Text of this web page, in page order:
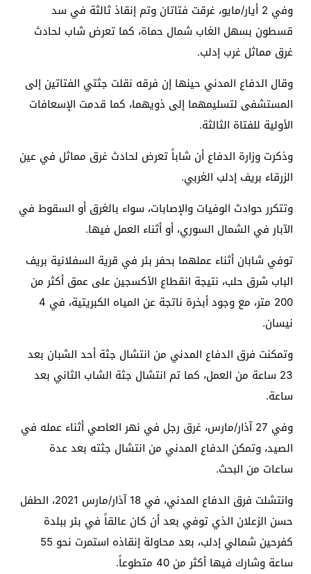
وفي 2 أيار/مايو، غرقت فتاتان وتم إنقاذ ثالثة في سد
قسطون بسهل الغاب شمال حماة، كما تعرض شاب لحادث
غرق مماثل غرب إدلب.
وقال الدفاع المدني حينها إن فرقه نقلت جثتي الفتاتين إلى
المستشفى لتسليمهما إلى ذويهما، كما قدمت الإسعافات
الأولية للفتاة الثالثة.
وذكرت وزارة الدفاع أن شاباً تعرض لحادث غرق مماثل في عين
الزرقاء بريف إدلب الغربي.
وتتكرر حوادث الوفيات والإصابات، سواء بالغرق أو السقوط في
الآبار في الشمال السوري، أو أثناء العمل فيها.
توفي شابان أثناء عملهما بحفر بئر في قرية السفلانية بريف
الباب شرق حلب، نتيجة انقطاع الأكسجين على عمق أكثر من
200 متر، مع وجود أبخرة ناتجة عن المياه الكبريتية، في 4
نيسان.
وتمكنت فرق الدفاع المدني من انتشال جثة أحد الشبان بعد
23 ساعة من العمل، كما تم انتشال جثة الشاب الثاني بعد
ساعة.
وفي 27 آذار/مارس، غرق رجل في نهر العاصي أثناء عمله في
الصيد، وتمكن الدفاع المدني من انتشال جثته بعد عدة
ساعات من البحث.
وانتشلت فرق الدفاع المدني، في 18 آذار/مارس 2021، الطفل
حسن الزعلان الذي توفي بعد أن كان عالقاً في بئر ببلدة
كفرحين شمالي إدلب، بعد محاولة إنقاذه استمرت نحو 55
ساعة وشارك فيها أكثر من 40 متطوعاً.